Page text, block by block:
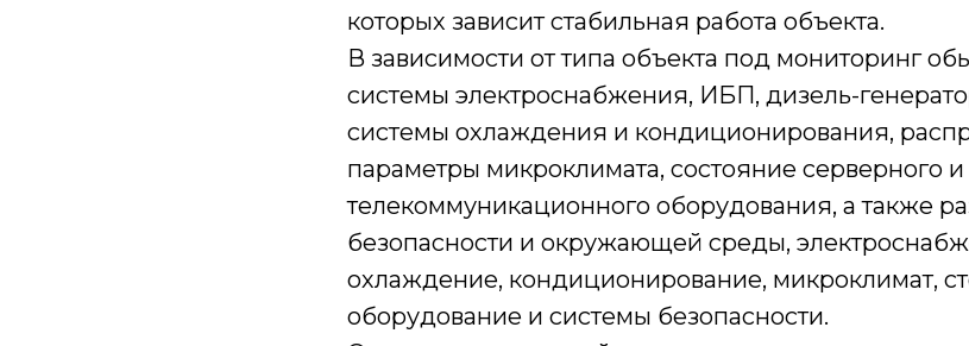
которых зависит стабильная работа объекта.
В зависимости от типа объекта под мониторинг
системы электроснабжения, ИБП, дизель-
системы охлаждения и кондиционирования,
параметры микроклимата, состояние серверного и
телекоммуникационного оборудования, а также
безопасности и окружающей среды,
охлаждение, кондиционирование, микроклимат,
оборудование и системы безопасности.